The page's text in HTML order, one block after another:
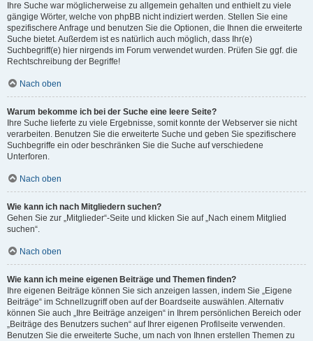
Ihre Suche war möglicherweise zu allgemein gehalten und enthielt zu viele
gängige Wörter, welche von phpBB nicht indiziert werden. Stellen Sie eine
spezifischere Anfrage und benutzen Sie die Optionen, die Ihnen die erweiterte
Suche bietet. Außerdem ist es natürlich auch möglich, dass Ihr(e)
Suchbegriff(e) hier nirgends im Forum verwendet wurden. Prüfen Sie ggf. die
Rechtschreibung der Begriffe!
Nach oben
Warum bekomme ich bei der Suche eine leere Seite?
Ihre Suche lieferte zu viele Ergebnisse, somit konnte der Webserver sie nicht
verarbeiten. Benutzen Sie die erweiterte Suche und geben Sie spezifischere
Suchbegriffe ein oder beschränken Sie die Suche auf verschiedene
Unterforen.
Nach oben
Wie kann ich nach Mitgliedern suchen?
Gehen Sie zur „Mitglieder“-Seite und klicken Sie auf „Nach einem Mitglied
suchen“.
Nach oben
Wie kann ich meine eigenen Beiträge und Themen finden?
Ihre eigenen Beiträge können Sie sich anzeigen lassen, indem Sie „Eigene
Beiträge“ im Schnellzugriff oben auf der Boardseite auswählen. Alternativ
können Sie auch „Ihre Beiträge anzeigen“ in Ihrem persönlichen Bereich oder
„Beiträge des Benutzers suchen“ auf Ihrer eigenen Profilseite verwenden.
Benutzen Sie die erweiterte Suche, um nach von Ihnen erstellen Themen zu